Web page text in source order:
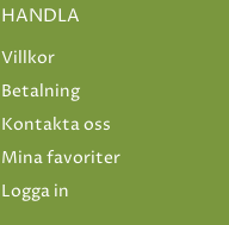
HANDLA
Villkor
Betalning
Kontakta oss
Mina favoriter
Logga in